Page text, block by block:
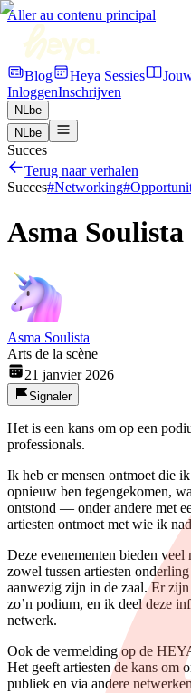
Aller au contenu principal
Blog Heya Sessies
InloggenInschrijven
NLbe
NLbe
Succes
Terug naar verhalen
Succes#Networking#
Asma Soulista
Asma Soulista
Arts de la scène
21 janvier 2026
Signaler
Het is een kans om op een
professionals.
Ik heb er mensen ontmoet die
opnieuw ben tegengekomen,
ontstond — onder andere met
artiesten ontmoet met wie ik
Deze evenementen bieden
zowel tussen artiesten
aanwezig zijn in de zaal. Er
zo’n podium, en ik deel deze
netwerk.
Ook de vermelding op de
Het geeft artiesten de kans om
publiek en via andere